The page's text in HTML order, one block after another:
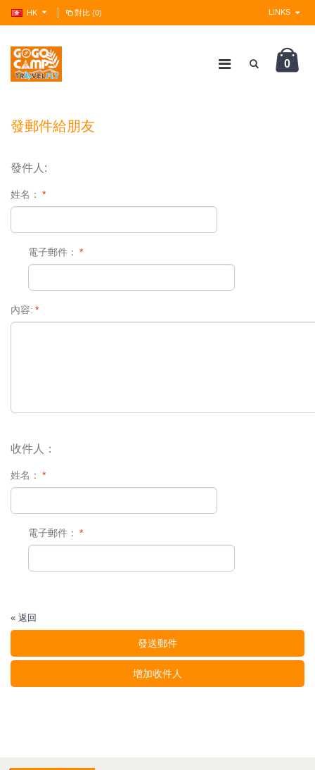
HK 對比 (0) LINKS
0
發郵件給朋友
發件人:
*
姓名：
*
電子郵件：
*
內容:
收件人：
*
姓名：
*
電子郵件：
« 返回
發送郵件
增加收件人